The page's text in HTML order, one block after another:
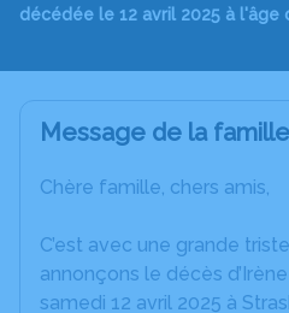
décédée le 12 avril 2025 à l'âge
Message de la famille
Chère famille, chers amis,
C’est avec une grande
annonçons le décès
samedi 12 avril 2025 à